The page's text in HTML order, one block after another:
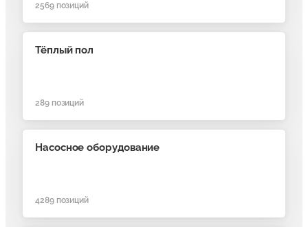
2569позиций
Тёплый пол
289позиций
Насосное оборудование
4289позиций